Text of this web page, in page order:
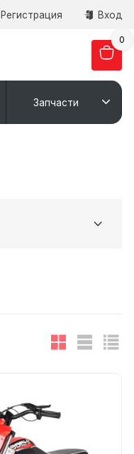
Регистрация Вход
0
Запчасти